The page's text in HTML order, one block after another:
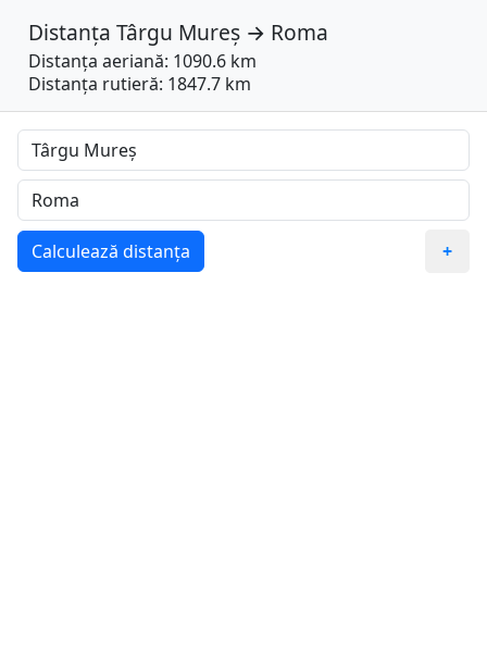
Distanța Târgu Mureș → Roma
Distanța aeriană: 1090.6 km
Distanța rutieră: 1847.7 km
Calculează distanța +